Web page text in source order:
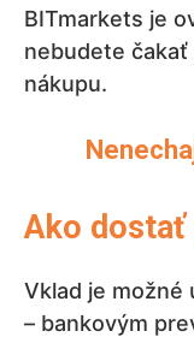
BITmarkets je
nebudete
nákupu.
Ako dostať
Vklad je možné
– bankovým